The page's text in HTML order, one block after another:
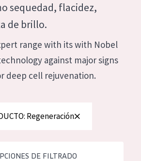
sequedad, flacidez,
de brillo.
range with its with Nobel
against major signs
deep cell rejuvenation.
Regeneración
DE FILTRADO